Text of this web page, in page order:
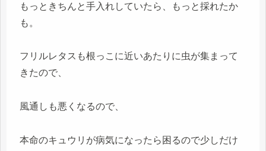
もっときちんと手入れしていたら、もっと採れたか
も。
フリルレタスも根っこに近いあたりに虫が集まって
きたので、
風通しも悪くなるので、
本命のキュウリが病気になったら困るので少しだけ